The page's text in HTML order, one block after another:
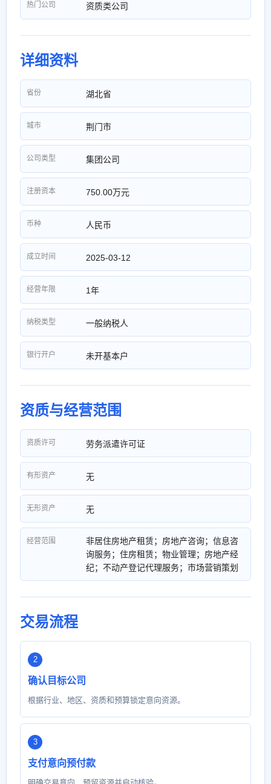
热门公司 资质类公司
详细资料
省份 湖北省
城市 荆门市
公司类型 集团公司
注册资本 750.00万元
币种 人民币
成立时间 2025-03-12
经营年限 1年
纳税类型 一般纳税人
银行开户 未开基本户
资质与经营范围
资质许可 劳务派遣许可证
有形资产 无
无形资产 无
经营范围
非居住房地产租赁；房地产咨询；信息咨
询服务；住房租赁；物业管理；房地产经
纪；不动产登记代理服务；市场营销策划
交易流程
确认目标公司
根据行业、地区、资质和预算锁定意向资源。
支付意向预付款